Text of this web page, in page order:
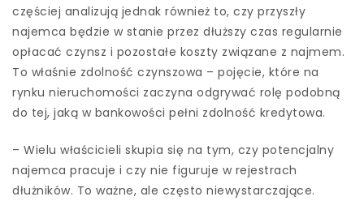
częściej analizują jednak również to, czy przyszły
najemca będzie w stanie przez dłuższy czas regularnie
opłacać czynsz i pozostałe koszty związane z najmem.
To właśnie zdolność czynszowa – pojęcie, które na
rynku nieruchomości zaczyna odgrywać rolę podobną
do tej, jaką w bankowości pełni zdolność kredytowa.
– Wielu właścicieli skupia się na tym, czy potencjalny
najemca pracuje i czy nie figuruje w rejestrach
dłużników. To ważne, ale często niewystarczające.